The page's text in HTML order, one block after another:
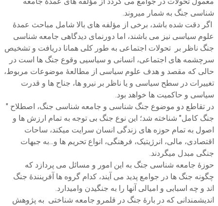
شناسی جنگ به شمار میروند.
اگر دقت شده باشد، برخی از مؤلفه های بالا شامل مباحث عمدۀ
علوم سیاسی نیز می باشند، اما دورنمای دیدگاهی جامعه شناسی
جنگ ناظر بر تحولات اجتماعی به طور کلی همانا دریافت و تشخیص
سرچشمه های اجتماعی، انسانی و سیاسیی وقوع جنگ ها است در
حالی که مقصد و هدف علوم سیاسی از مطالعۀ موضوعات مربوط،
تغییرات در سطح سیاسی و یا ناظر بر نیرو ها، جناح ها و قدرت
سیاسی و حاکمیت ها خواهد بود.
در تقاطع دو موضوع جنگ شناسی و جامعه شناسی جنگ، اصطلاح "
جنگ کامل" شناخته شد؛ این نوع جنگ بی توجه به تمام ارزش ها و
اصول به تمام حوزه های زندگی انسان سرایت میکند، ساحات
اقتصادی، مالی، انرژیتیک، فرهنگی، انواع تحریم ها و...به جبهات
جنگی مبدل میگردند.
حوزۀ جامعه شناسی جنگ به این امور و مسائل می پردازد که
چگونه جنگ ها در جوامع پدید می آیند، کدام گروه ها آفرینندۀ جنگ
اند و چه اسبابی و امیالی آنها را به جنگیدن وامیدارد.
اندیشمندانی که در بارۀ جنگ در قلمرو جامعه شناختی به پژوهش